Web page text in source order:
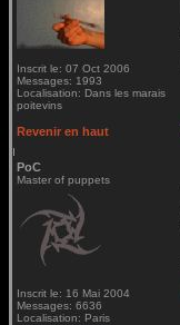
Inscrit le: 07 Oct 2006
Messages: 1993
Localisation: Dans les marais
poitevins
Revenir en haut
PoC
Master of puppets
Inscrit le: 16 Mai 2004
Messages: 6636
Localisation: Paris